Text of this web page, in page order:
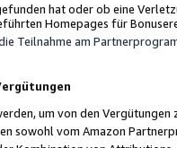
hat oder ob eine
Homepages für
Teilnahme am
um von den
sowohl vom Amazon